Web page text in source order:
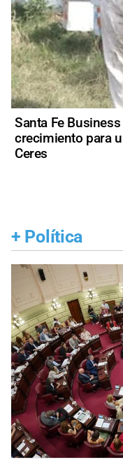
Santa Fe
crecimiento para
Ceres
+ Política